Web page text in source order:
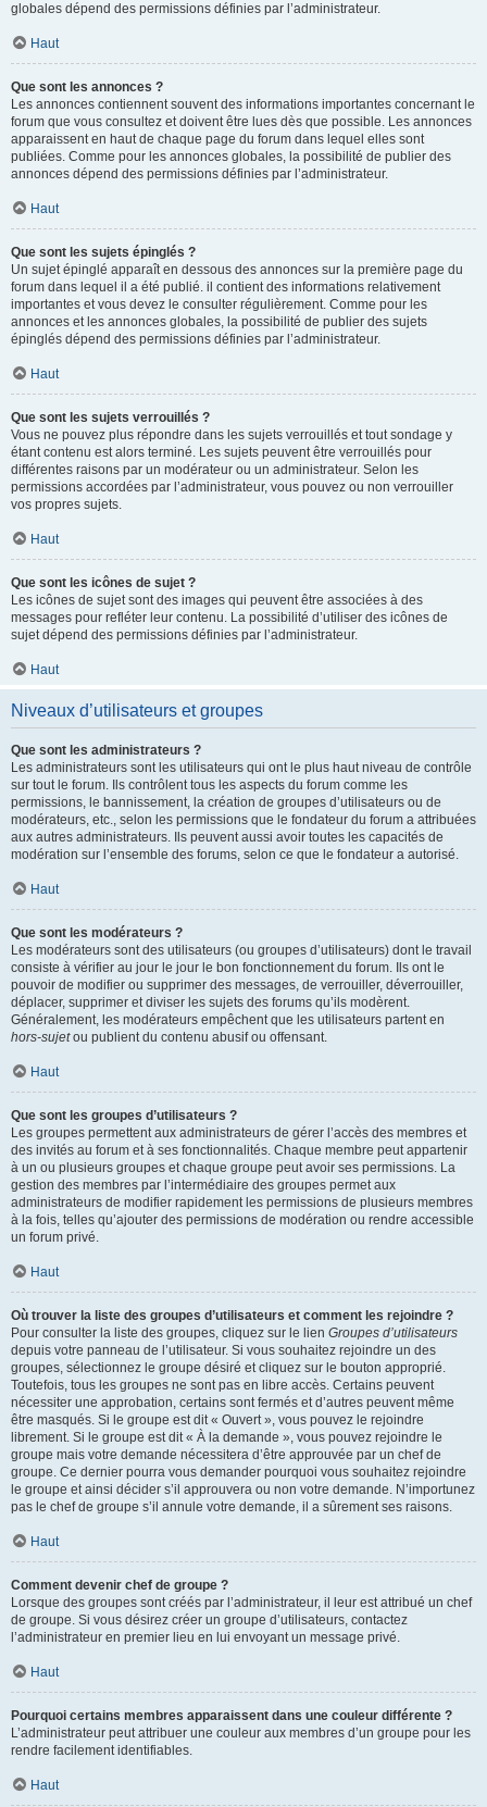
globales dépend des permissions définies par l’administrateur.
Haut
Que sont les annonces ?
Les annonces contiennent souvent des informations importantes concernant le
forum que vous consultez et doivent être lues dès que possible. Les annonces
apparaissent en haut de chaque page du forum dans lequel elles sont
publiées. Comme pour les annonces globales, la possibilité de publier des
annonces dépend des permissions définies par l’administrateur.
Haut
Que sont les sujets épinglés ?
Un sujet épinglé apparaît en dessous des annonces sur la première page du
forum dans lequel il a été publié. il contient des informations relativement
importantes et vous devez le consulter régulièrement. Comme pour les
annonces et les annonces globales, la possibilité de publier des sujets
épinglés dépend des permissions définies par l’administrateur.
Haut
Que sont les sujets verrouillés ?
Vous ne pouvez plus répondre dans les sujets verrouillés et tout sondage y
étant contenu est alors terminé. Les sujets peuvent être verrouillés pour
différentes raisons par un modérateur ou un administrateur. Selon les
permissions accordées par l’administrateur, vous pouvez ou non verrouiller
vos propres sujets.
Haut
Que sont les icônes de sujet ?
Les icônes de sujet sont des images qui peuvent être associées à des
messages pour refléter leur contenu. La possibilité d’utiliser des icônes de
sujet dépend des permissions définies par l’administrateur.
Haut
Niveaux d’utilisateurs et groupes
Que sont les administrateurs ?
Les administrateurs sont les utilisateurs qui ont le plus haut niveau de contrôle
sur tout le forum. Ils contrôlent tous les aspects du forum comme les
permissions, le bannissement, la création de groupes d’utilisateurs ou de
modérateurs, etc., selon les permissions que le fondateur du forum a attribuées
aux autres administrateurs. Ils peuvent aussi avoir toutes les capacités de
modération sur l’ensemble des forums, selon ce que le fondateur a autorisé.
Haut
Que sont les modérateurs ?
Les modérateurs sont des utilisateurs (ou groupes d’utilisateurs) dont le travail
consiste à vérifier au jour le jour le bon fonctionnement du forum. Ils ont le
pouvoir de modifier ou supprimer des messages, de verrouiller, déverrouiller,
déplacer, supprimer et diviser les sujets des forums qu’ils modèrent.
Généralement, les modérateurs empêchent que les utilisateurs partent en
hors-sujetou publient du contenu abusif ou offensant.
Haut
Que sont les groupes d’utilisateurs ?
Les groupes permettent aux administrateurs de gérer l’accès des membres et
des invités au forum et à ses fonctionnalités. Chaque membre peut appartenir
à un ou plusieurs groupes et chaque groupe peut avoir ses permissions. La
gestion des membres par l’intermédiaire des groupes permet aux
administrateurs de modifier rapidement les permissions de plusieurs membres
à la fois, telles qu’ajouter des permissions de modération ou rendre accessible
un forum privé.
Haut
Où trouver la liste des groupes d’utilisateurs et comment les rejoindre ?
Pour consulter la liste des groupes, cliquez sur le lien Groupes d’utilisateurs
depuis votre panneau de l’utilisateur. Si vous souhaitez rejoindre un des
groupes, sélectionnez le groupe désiré et cliquez sur le bouton approprié.
Toutefois, tous les groupes ne sont pas en libre accès. Certains peuvent
nécessiter une approbation, certains sont fermés et d’autres peuvent même
être masqués. Si le groupe est dit « Ouvert », vous pouvez le rejoindre
librement. Si le groupe est dit « À la demande », vous pouvez rejoindre le
groupe mais votre demande nécessitera d’être approuvée par un chef de
groupe. Ce dernier pourra vous demander pourquoi vous souhaitez rejoindre
le groupe et ainsi décider s’il approuvera ou non votre demande. N’importunez
pas le chef de groupe s’il annule votre demande, il a sûrement ses raisons.
Haut
Comment devenir chef de groupe ?
Lorsque des groupes sont créés par l’administrateur, il leur est attribué un chef
de groupe. Si vous désirez créer un groupe d’utilisateurs, contactez
l’administrateur en premier lieu en lui envoyant un message privé.
Haut
Pourquoi certains membres apparaissent dans une couleur différente ?
L’administrateur peut attribuer une couleur aux membres d’un groupe pour les
rendre facilement identifiables.
Haut